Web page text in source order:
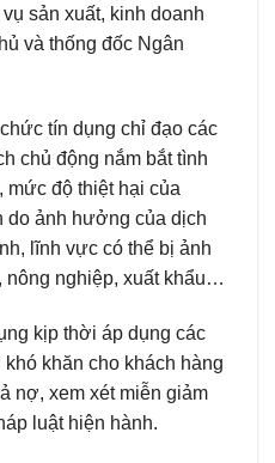
sản xuất, kinh doanh
và thống đốc Ngân
tín dụng chỉ đạo các
chủ động nắm bắt tình
mức độ thiệt hại của
do ảnh hưởng của dịch
lĩnh vực có thể bị ảnh
nghiệp, xuất khẩu…
kịp thời áp dụng các
khăn cho khách hàng
nợ, xem xét miễn giảm
luật hiện hành.